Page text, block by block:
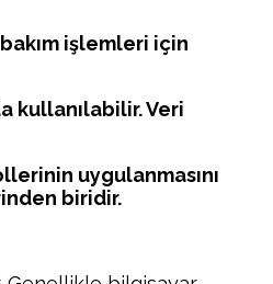
işlemleri için
kullanılabilir. Veri
uygulanmasını
biridir.